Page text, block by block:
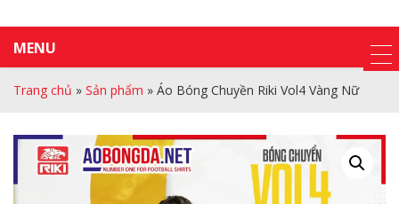
MENU
Trang chủ » Sản phẩm » Áo Bóng Chuyền Riki Vol4 Vàng Nữ